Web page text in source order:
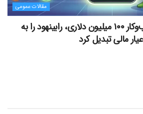
مقالات عمومی
درخشش ۱۳ خط کسب‌وکار ۱۰۰ میلیون دلاری، رابینهود را به
مالی تبدیل کرد